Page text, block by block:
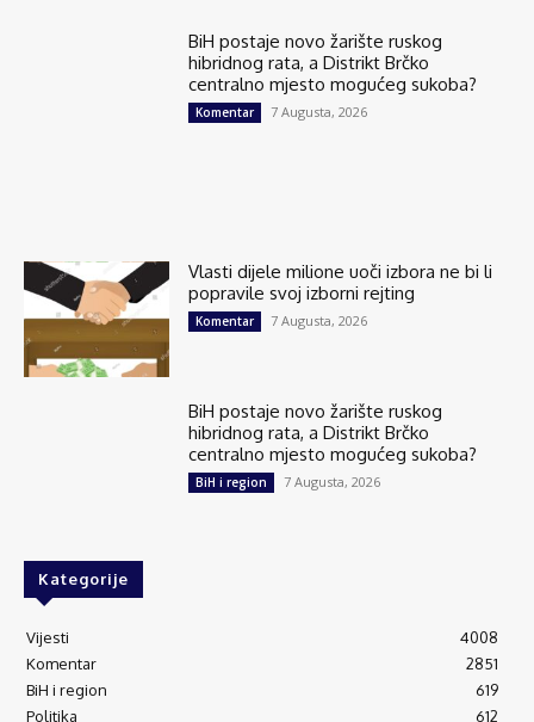
BiH postaje novo žarište ruskog
hibridnog rata, a Distrikt Brčko
centralno mjesto mogućeg sukoba?
Komentar 7 Augusta, 2026
Vlasti dijele milione uoči izbora ne bi li
popravile svoj izborni rejting
Komentar 7 Augusta, 2026
BiH postaje novo žarište ruskog
hibridnog rata, a Distrikt Brčko
centralno mjesto mogućeg sukoba?
BiH i region 7 Augusta, 2026
Kategorije
Vijesti
4008
Komentar
2851
BiH i region
619
Politika
612